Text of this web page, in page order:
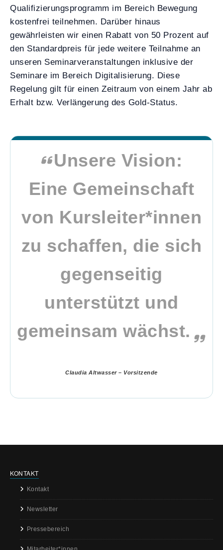
Qualifizierungsprogramm im Bereich Bewegung
kostenfrei teilnehmen. Darüber hinaus
gewährleisten wir einen Rabatt von 50 Prozent auf
den Standardpreis für jede weitere Teilnahme an
unseren Seminarveranstaltungen inklusive der
Seminare im Bereich Digitalisierung. Diese
Regelung gilt für einen Zeitraum von einem Jahr ab
Erhalt bzw. Verlängerung des Gold-Status.
Unsere Vision:
Eine Gemeinschaft
von Kursleiter*innen
zu schaffen, die sich
gegenseitig
unterstützt und
gemeinsam wächst.
Claudia Altwasser – Vorsitzende
KONTAKT
Kontakt
Newsletter
Pressebereich